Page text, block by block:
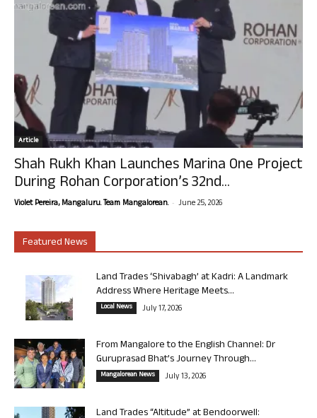
Article
Shah Rukh Khan Launches Marina One Project
During Rohan Corporation’s 32nd...
Violet Pereira, Mangaluru. Team Mangalorean. - June 25, 2026
Featured News
Land Trades ‘Shivabagh’ at Kadri: A Landmark
Address Where Heritage Meets...
Local News July 17, 2026
From Mangalore to the English Channel: Dr
Guruprasad Bhat’s Journey Through...
Mangalorean News July 13, 2026
Land Trades “Altitude” at Bendoorwell: